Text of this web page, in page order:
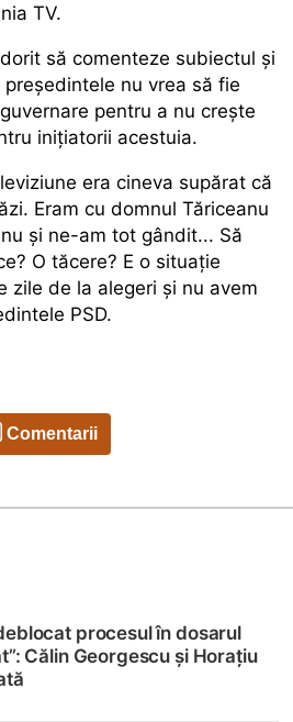
TV.
să comenteze subiectul și
nu vrea să fie
pentru a nu crește
inițiatorii acestuia.
era cineva supărat că
Eram cu domnul Tăriceanu
și ne-am tot gândit... Să
O tăcere? E o situație
de la alegeri și nu avem
PSD.
Comentarii
procesul în dosarul
Călin Georgescu și Horațiu